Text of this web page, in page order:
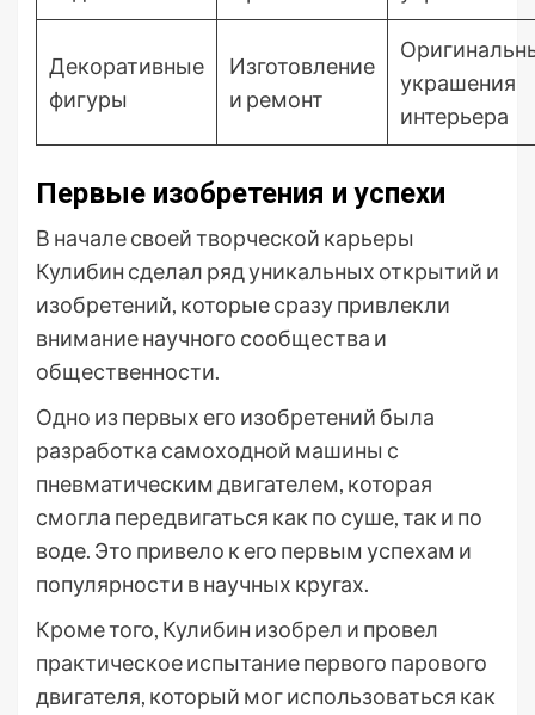
Декоративные
фигуры
Изготовление
и ремонт
украшения
интерьера
Первые изобретения и успехи
В начале своей творческой карьеры
Кулибин сделал ряд уникальных открытий и
изобретений, которые сразу привлекли
внимание научного сообщества и
общественности.
Одно из первых его изобретений была
разработка самоходной машины с
пневматическим двигателем, которая
смогла передвигаться как по суше, так и по
воде. Это привело к его первым успехам и
популярности в научных кругах.
Кроме того, Кулибин изобрел и провел
практическое испытание первого парового
двигателя, который мог использоваться как